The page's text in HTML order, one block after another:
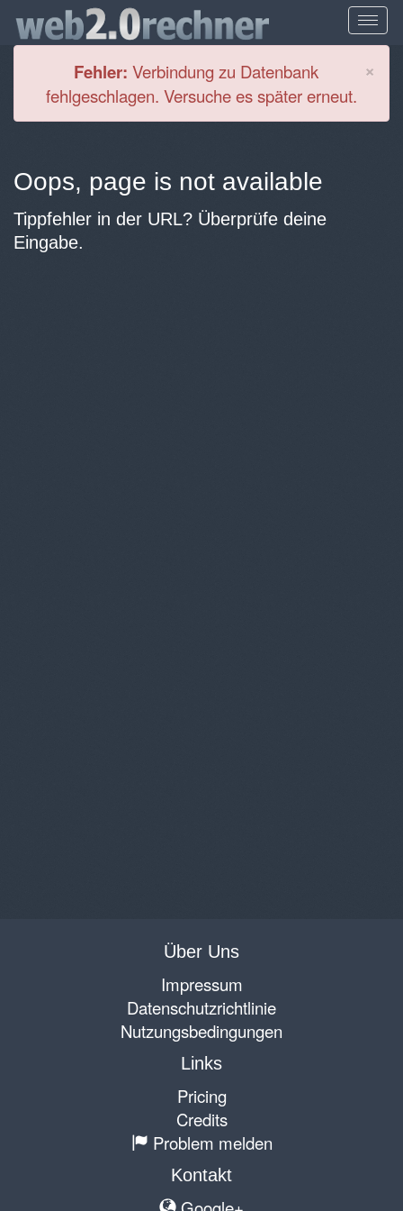
×
Fehler: Verbindung zu Datenbank
fehlgeschlagen. Versuche es später erneut.
Oops, page is not available
Tippfehler in der URL? Überprüfe deine
Eingabe.
Über Uns
Impressum
Datenschutzrichtlinie
Nutzungsbedingungen
Links
Pricing
Credits
Problem melden
Kontakt